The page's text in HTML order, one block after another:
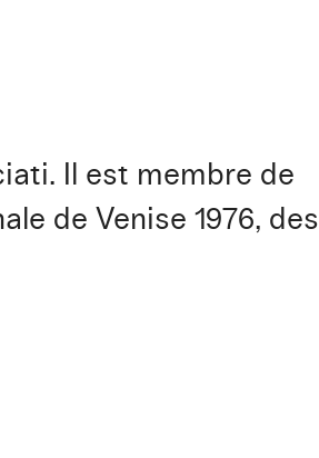
Il est membre de
de Venise 1976, des